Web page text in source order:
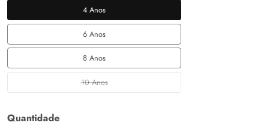
4 Anos
4
Anos
6 Anos
6
Anos
8 Anos
Anos
10 Anos
10
Quantidade